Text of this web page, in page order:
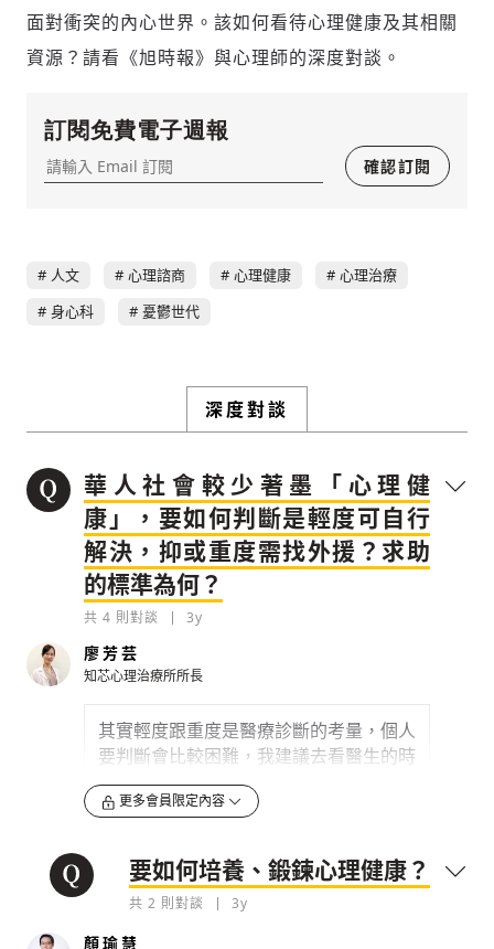
面對衝突的內心世界。該如何看待心理健康及其相關
資源？請看《旭時報》與心理師的深度對談。
訂閱免費電子週報
確認訂閱
人文 心理諮商 心理健康
心理治療
身心科
憂鬱世代
深度對談
華人社會較少著墨「心理健
康」，要如何判斷是輕度可自行
解決，抑或重度需找外援？求助
的標準為何？
共 4 則對談 3y
廖芳芸
知芯心理治療所所長
其實輕度跟重度是醫療診斷的考量，個人
要判斷會比較困難，我建議去看醫生的時
機，大概是「這個情緒影響到你的生活、
工作、人際功能」時，你因為這樣的焦
跟朋友出去，甚至出現自傷或傷人的想
法，這都是警訊。
大家也可以從三個點切入，首先是
情緒」，在一到五分的範圍，你覺得現在
更多會員限定內容
要如何培養、鍛鍊心理健康？
共 2 則對談 3y
顏瑜慧